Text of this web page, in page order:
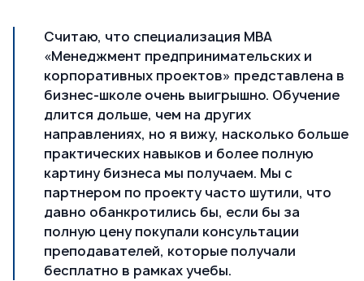
Считаю, что специализация МВА
«Менеджмент предпринимательских и
корпоративных проектов» представлена в
бизнес-школе очень выигрышно. Обучение
длится дольше, чем на других
направлениях, но я вижу, насколько больше
практических навыков и более полную
картину бизнеса мы получаем. Мы с
партнером по проекту часто шутили, что
давно обанкротились бы, если бы за
полную цену покупали консультации
преподавателей, которые получали
бесплатно в рамках учебы.